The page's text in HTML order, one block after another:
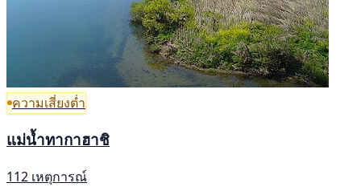
ความเสี่ยงต่ำ
แม่น้ำทากาฮาชิ
112 เหตุการณ์